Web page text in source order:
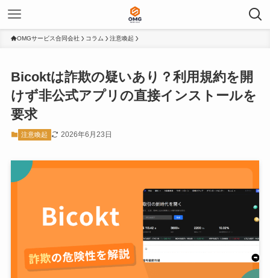
OMGサービス合同会社 コラム 注意喚起
Bicoktは詐欺の疑いあり？利用規約を開
けず非公式アプリの直接インストールを
要求
注意喚起 2026年6月23日